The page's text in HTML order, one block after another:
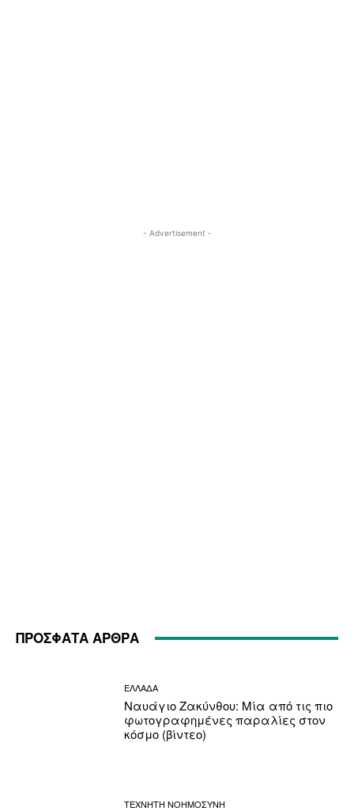
- Advertisement -
ΠΡΟΣΦΑΤΑ ΑΡΘΡΑ
ΕΛΛΑΔΑ
Ναυάγιο Ζακύνθου: Μία από τις πιο
φωτογραφημένες παραλίες στον
κόσμο (βίντεο)
ΤΕΧΝΗΤΗ ΝΟΗΜΟΣΥΝΗ